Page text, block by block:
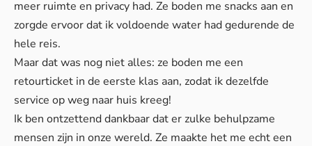
meer ruimte en privacy had. Ze boden me snacks aan en
zorgde ervoor dat ik voldoende water had gedurende de
hele reis.
Maar dat was nog niet alles: ze boden me een
retourticket in de eerste klas aan, zodat ik dezelfde
service op weg naar huis kreeg!
Ik ben ontzettend dankbaar dat er zulke behulpzame
mensen zijn in onze wereld. Ze maakte het me echt een